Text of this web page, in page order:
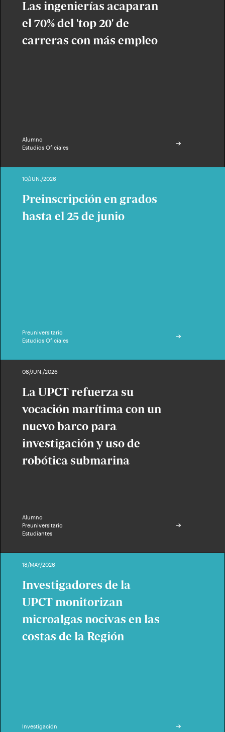
Las ingenierías acaparan
el 70% del 'top 20' de
carreras con más empleo
Alumno
Estudios Oficiales
10/JUN./2026
Preinscripción en grados
hasta el 25 de junio
Preuniversitario
Estudios Oficiales
08/JUN./2026
La UPCT refuerza su
vocación marítima con un
nuevo barco para
investigación y uso de
robótica submarina
Alumno
Preuniversitario
Estudiantes
18/MAY/2026
Investigadores de la
UPCT monitorizan
microalgas nocivas en las
costas de la Región
Investigación